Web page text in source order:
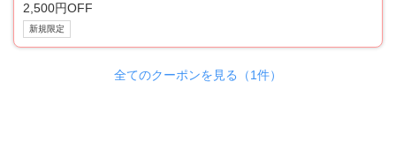
2,500円OFF
新規限定
全てのクーポンを見る（1件）